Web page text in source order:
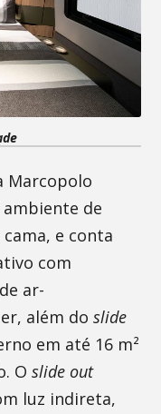
Marcopolo
de
e conta
com
ar-
além doslide
em até 16 m²
Oslide out
luz indireta,